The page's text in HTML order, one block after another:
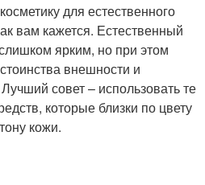
для естественного
вам кажется. Естественный
ярким, но при этом
внешности и
совет – использовать те
которые близки по цвету
кожи.